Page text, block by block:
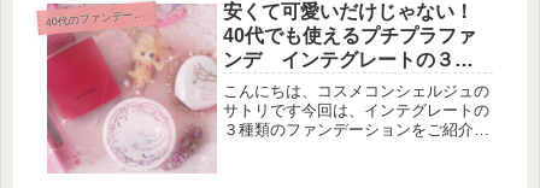
を...
4
0代のファンデーション
安くて可愛いだけじゃない！
40代でも使えるプチプラファ
ンデ インテグレートの３種
類のファンデーション
こんにちは、コスメコンシェルジュの
サトリです今回は、インテグレートの
３種類のファンデーションをご紹介し